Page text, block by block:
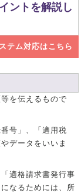
ントを解説し
テム対応はこちら
を伝えるもので
号」、「適用税
データをいいま
適格請求書発行事
なるためには、所